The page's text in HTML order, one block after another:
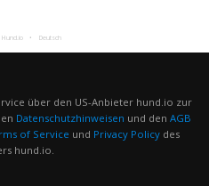
Deutsch
über den US-Anbieter hund.io zur
Datenschutzhinweisen und den AGB
of Service und Privacy Policydes
hund.io.